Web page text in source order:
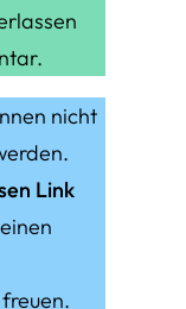
nicht
Link
freuen.